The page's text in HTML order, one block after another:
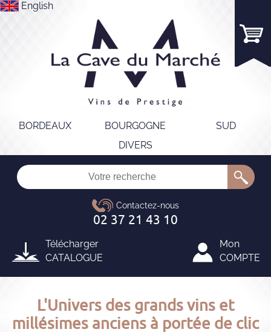
English
BORDEAUX BOURGOGNE
SUD
DIVERS
Télécharger
CATALOGUE
Mon
COMPTE
L'Univers des grands vins et
millésimes anciens à portée de clic